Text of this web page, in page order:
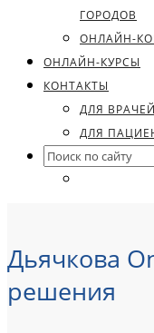
ГОРОДОВ
ОНЛАЙН-
ОНЛАЙН-КУРСЫ
КОНТАКТЫ
ДЛЯ ВРАЧЕЙ
ДЛЯ
Search
for:
Дьячкова
решения